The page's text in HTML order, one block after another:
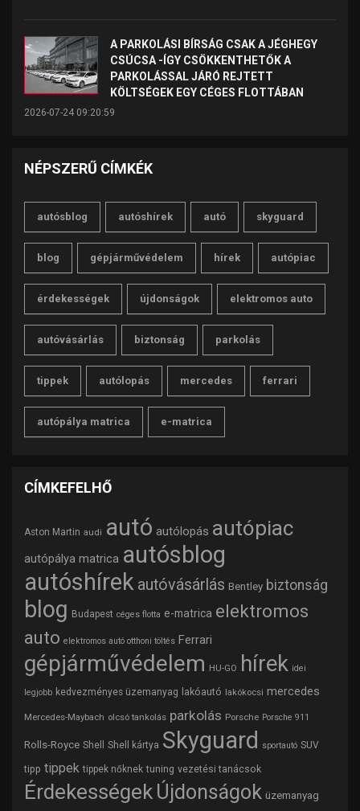
A PARKOLÁSI BÍRSÁG CSAK A JÉGHEGY
CSÚCSA -ÍGY CSÖKKENTHETŐK A
PARKOLÁSSAL JÁRÓ REJTETT
KÖLTSÉGEK EGY CÉGES FLOTTÁBAN
2026-07-24 09:20:59
NÉPSZERŰ CÍMKÉK
autósblog autóshírek autó skyguard
blog gépjárművédelem hírek autópiac
érdekességek újdonságok elektromos auto
autóvásárlás biztonság parkolás
tippek autólopás mercedes ferrari
autópálya matrica e-matrica
CÍMKEFELHŐ
Aston Martin audi autó autólopás autópiac
autópálya matrica autósblog
autóshírek autóvásárlás Bentley biztonság
blog Budapest céges flotta e-matrica elektromos
auto elektromos autó otthoni töltés Ferrari
gépjárművédelem HU-GO hírek idei
legjobb kedvezményes üzemanyag lakóautó lakókocsi mercedes
Mercedes-Maybach olcsó tankolás parkolás Porsche Porsche 911
Rolls-Royce Shell Shell kártya Skyguard sportautó SUV
tipp tippek tippek nőknek tuning vezetési tanácsok
Érdekességek Újdonságok üzemanyag